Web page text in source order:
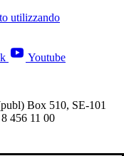
utilizzando
Youtube
Box 510, SE-101
456 11 00